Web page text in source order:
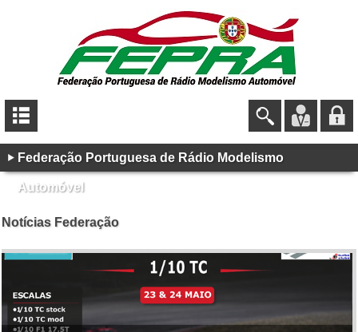
Federação Portuguesa de Rádio Modelismo
Automóvel
Notícias Federação